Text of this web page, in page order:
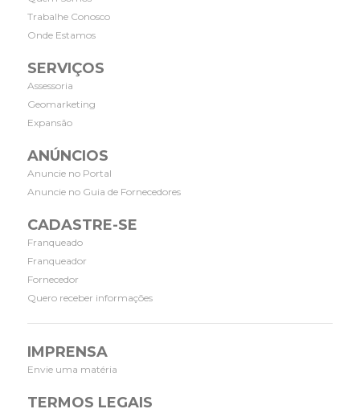
Trabalhe Conosco
Onde Estamos
SERVIÇOS
Assessoria
Geomarketing
Expansão
ANÚNCIOS
Anuncie no Portal
Anuncie no Guia de Fornecedores
CADASTRE-SE
Franqueado
Franqueador
Fornecedor
Quero receber informações
IMPRENSA
Envie uma matéria
TERMOS LEGAIS